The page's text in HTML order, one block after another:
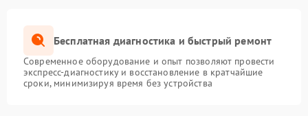
Бесплатная диагностика и быстрый ремонт
Современное оборудование и опыт позволяют провести
экспресс-диагностику и восстановление в кратчайшие
сроки, минимизируя время без устройства